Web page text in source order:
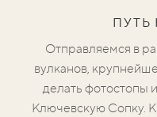
ПУТЬ
Отправляемся в
вулканов,
делать фотостопы
Ключевскую Сопку.